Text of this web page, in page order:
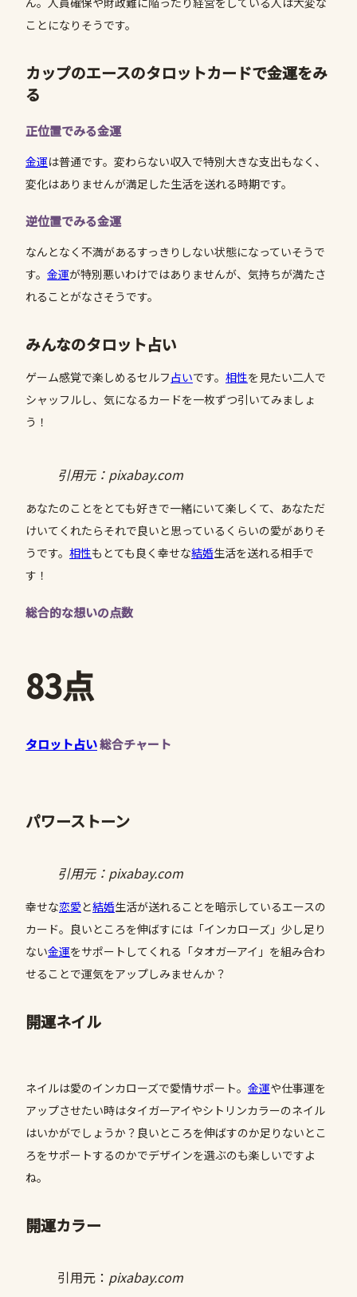
ことになりそうです。
カップのエースのタロットカードで金運をみ
る
正位置でみる金運
金運は普通です。変わらない収入で特別大きな支出もなく、
変化はありませんが満足した生活を送れる時期です。
逆位置でみる金運
なんとなく不満があるすっきりしない状態になっていそうで
す。 金運が特別悪いわけではありませんが、気持ちが満たさ
れることがなさそうです。
みんなのタロット占い
ゲーム感覚で楽しめるセルフ占いです。 相性を見たい二人で
シャッフルし、気になるカードを一枚ずつ引いてみましょ
う！
引用元：pixabay.com
あなたのことをとても好きで一緒にいて楽しくて、あなただ
けいてくれたらそれで良いと思っているくらいの愛がありそ
うです。 相性もとても良く幸せな結婚生活を送れる相手で
す！
総合的な想いの点数
83点
タロット占い総合チャート
パワーストーン
引用元：pixabay.com
幸せな恋愛と結婚生活が送れることを暗示しているエースの
カード。良いところを伸ばすには「インカローズ」少し足り
ない金運をサポートしてくれる「タオガーアイ」を組み合わ
せることで運気をアップしみませんか？
開運ネイル
ネイルは愛のインカローズで愛情サポート。 金運や仕事運を
アップさせたい時はタイガーアイやシトリンカラーのネイル
はいかがでしょうか？良いところを伸ばすのか足りないとこ
ろをサポートするのかでデザインを選ぶのも楽しいですよ
ね。
開運カラー
引用元： pixabay.com